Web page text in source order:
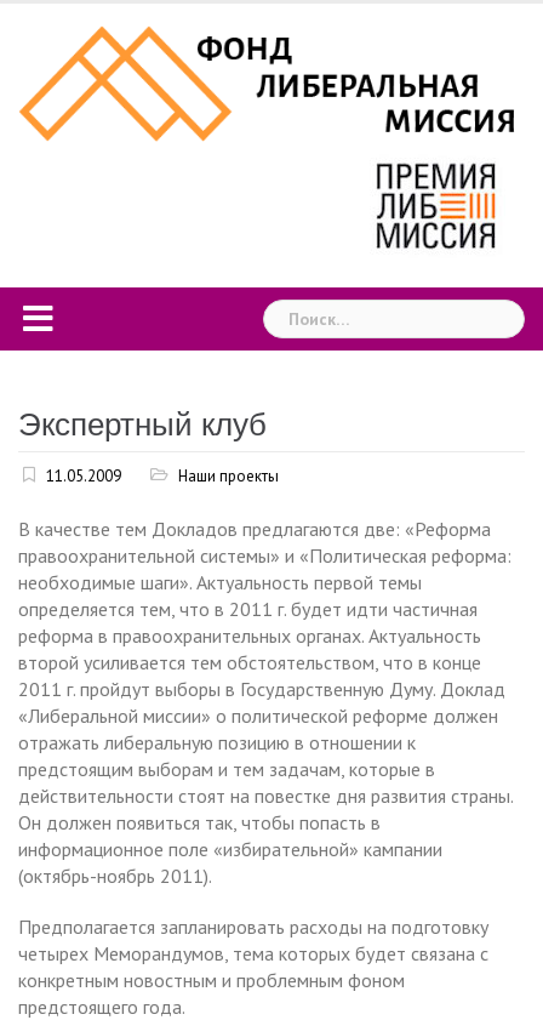
content
Найти:
Экспертный клуб
11.05.2009 Наши проекты
В качестве тем Докладов предлагаются две: «Реформа
правоохранительной системы» и «Политическая реформа:
необходимые шаги». Актуальность первой темы
определяется тем, что в 2011 г. будет идти частичная
реформа в правоохранительных органах. Актуальность
второй усиливается тем обстоятельством, что в конце
2011 г. пройдут выборы в Государственную Думу. Доклад
«Либеральной миссии» о политической реформе должен
отражать либеральную позицию в отношении к
предстоящим выборам и тем задачам, которые в
действительности стоят на повестке дня развития страны.
Он должен появиться так, чтобы попасть в
информационное поле «избирательной» кампании
(октябрь-ноябрь 2011).
Предполагается запланировать расходы на подготовку
четырех Меморандумов, тема которых будет связана с
конкретным новостным и проблемным фоном
предстоящего года.